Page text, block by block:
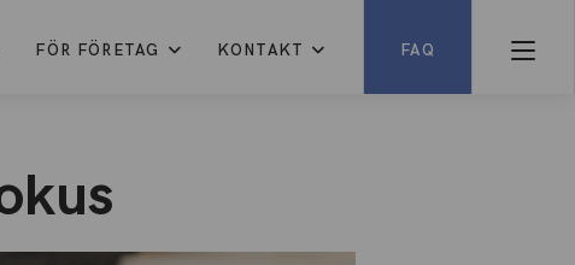
FAQ
FÖR FÖRETAG KONTAKT